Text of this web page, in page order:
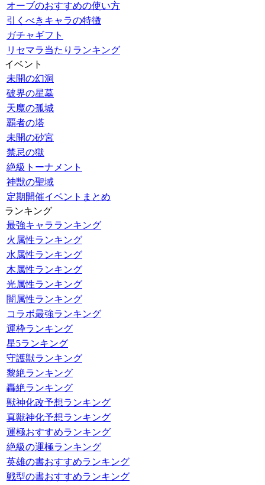
オーブのおすすめの使い方
引くべきキャラの特徴
ガチャギフト
リセマラ当たりランキング
イベント
未開の幻洞
破界の星墓
天魔の孤城
覇者の塔
未開の砂宮
禁忌の獄
絶級トーナメント
神獣の聖域
定期開催イベントまとめ
ランキング
最強キャラランキング
火属性ランキング
水属性ランキング
木属性ランキング
光属性ランキング
闇属性ランキング
コラボ最強ランキング
運枠ランキング
星5ランキング
守護獣ランキング
黎絶ランキング
轟絶ランキング
獣神化改予想ランキング
真獣神化予想ランキング
運極おすすめランキング
絶級の運極ランキング
英雄の書おすすめランキング
戦型の書おすすめランキング